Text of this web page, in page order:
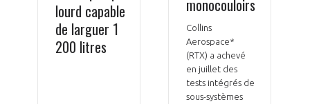
lourd capable
de larguer 1
200 litres
monocouloirs
Collins
Aerospace*
(RTX) a achevé
en juillet des
tests intégrés de
sous-systèmes